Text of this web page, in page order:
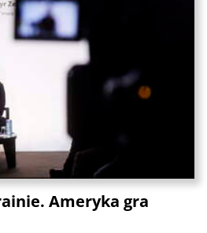
Ameryka gra